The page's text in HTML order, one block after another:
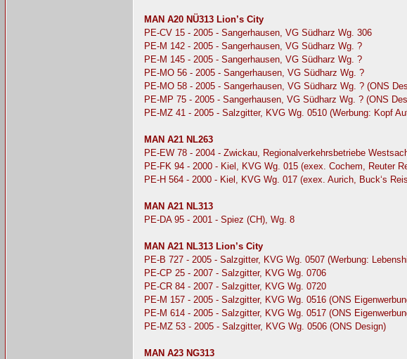
MAN A20 NÜ313 Lion’s City
PE-CV 15 - 2005 - Sangerhausen, VG Südharz Wg. 306
PE-M 142 - 2005 - Sangerhausen, VG Südharz Wg. ?
PE-M 145 - 2005 - Sangerhausen, VG Südharz Wg. ?
PE-MO 56 - 2005 - Sangerhausen, VG Südharz Wg. ?
PE-MO 58 - 2005 - Sangerhausen, VG Südharz Wg. ? (ONS
PE-MP 75 - 2005 - Sangerhausen, VG Südharz Wg. ? (ONS
PE-MZ 41 - 2005 - Salzgitter, KVG Wg. 0510 (Werbung: Kopf
MAN A21 NL263
PE-EW 78 - 2004 - Zwickau, Regionalverkehrsbetriebe
PE-FK 94 - 2000 - Kiel, KVG Wg. 015 (exex. Cochem, Reuter
PE-H 564 - 2000 - Kiel, KVG Wg. 017 (exex. Aurich, Buck‘s
MAN A21 NL313
PE-DA 95 - 2001 - Spiez (CH), Wg. 8
MAN A21 NL313 Lion’s City
PE-B 727 - 2005 - Salzgitter, KVG Wg. 0507 (Werbung:
PE-CP 25 - 2007 - Salzgitter, KVG Wg. 0706
PE-CR 84 - 2007 - Salzgitter, KVG Wg. 0720
PE-M 157 - 2005 - Salzgitter, KVG Wg. 0516 (ONS
PE-M 614 - 2005 - Salzgitter, KVG Wg. 0517 (ONS
PE-MZ 53 - 2005 - Salzgitter, KVG Wg. 0506 (ONS Design)
MAN A23 NG313